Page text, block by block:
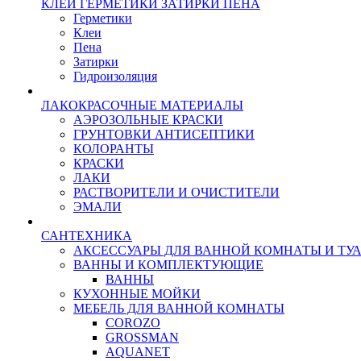
КЛЕИ ГЕРМЕТИКИ ЗАТИРКИ ПЕНА
Герметики
Клеи
Пена
Затирки
Гидроизоляция
ЛАКОКРАСОЧНЫЕ МАТЕРИАЛЫ
АЭРОЗОЛЬНЫЕ КРАСКИ
ГРУНТОВКИ АНТИСЕПТИКИ
КОЛОРАНТЫ
КРАСКИ
ЛАКИ
РАСТВОРИТЕЛИ И ОЧИСТИТЕЛИ
ЭМАЛИ
САНТЕХНИКА
АКСЕССУАРЫ ДЛЯ ВАННОЙ КОМНАТЫ И
ВАННЫ И КОМПЛЕКТУЮЩИЕ
ВАННЫ
КУХОННЫЕ МОЙКИ
МЕБЕЛЬ ДЛЯ ВАННОЙ КОМНАТЫ
COROZO
GROSSMAN
AQUANET